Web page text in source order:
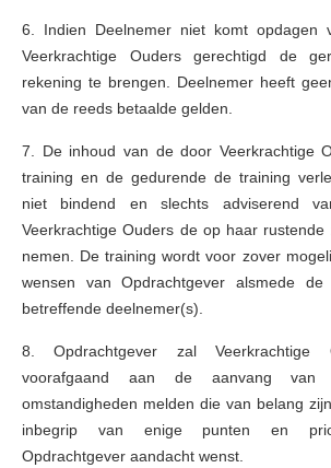
6. Indien Deelnemer niet komt opdagen
Veerkrachtige Ouders gerechtigd de
rekening te brengen. Deelnemer heeft
van de reeds betaalde gelden.
7. De inhoud van de door Veerkrachtige
training en de gedurende de training
niet bindend en slechts adviserend
Veerkrachtige Ouders de op haar
nemen. De training wordt voor zover
wensen van Opdrachtgever alsmede
betreffende deelnemer(s).
8. Opdrachtgever zal Veerkrachtige
voorafgaand aan de aanvang
omstandigheden melden die van belang
inbegrip van enige punten en
Opdrachtgever aandacht wenst.